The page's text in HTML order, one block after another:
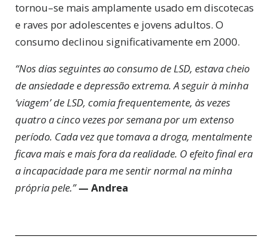
tornou–se mais amplamente usado em discotecas
e raves por adolescentes e jovens adultos. O
consumo declinou significativamente em 2000.
“Nos dias seguintes ao consumo de LSD, estava cheio
de ansiedade e depressão extrema. A seguir à minha
‘viagem’ de LSD, comia frequentemente, às vezes
quatro a cinco vezes por semana por um extenso
período. Cada vez que tomava a droga, mentalmente
ficava mais e mais fora da realidade. O efeito final era
a incapacidade para me sentir normal na minha
própria pele.”— Andrea